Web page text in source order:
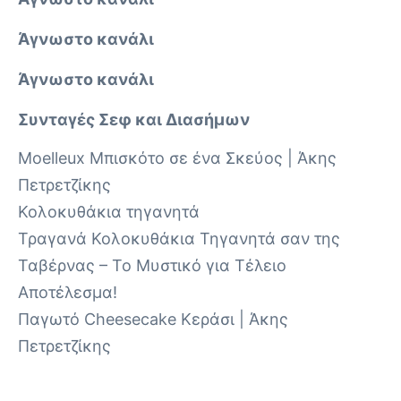
Άγνωστο κανάλι
Άγνωστο κανάλι
Συνταγές Σεφ και Διασήμων
Moelleux Μπισκότο σε ένα Σκεύος | Άκης
Πετρετζίκης
Κολοκυθάκια τηγανητά
Τραγανά Κολοκυθάκια Τηγανητά σαν της
Ταβέρνας – Το Μυστικό για Τέλειο
Αποτέλεσμα!
Παγωτό Cheesecake Κεράσι | Άκης
Πετρετζίκης